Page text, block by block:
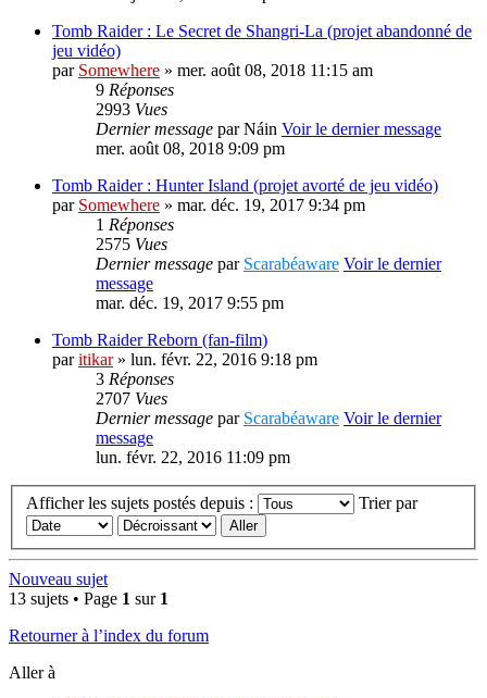
Tomb Raider : Le Secret de Shangri-La (projet abandonné de
jeu vidéo)
par Somewhere » mer. août 08, 2018 11:15 am
9 Réponses
2993 Vues
Dernier message parNáin Voir le dernier message
mer. août 08, 2018 9:09 pm
Tomb Raider : Hunter Island (projet avorté de jeu vidéo)
par Somewhere » mar. déc. 19, 2017 9:34 pm
1 Réponses
2575 Vues
Dernier message par Scarabéaware Voir le dernier
message
mar. déc. 19, 2017 9:55 pm
Tomb Raider Reborn (fan-film)
paritikar» lun. févr. 22, 2016 9:18 pm
3 Réponses
2707 Vues
Dernier message par Scarabéaware Voir le dernier
message
lun. févr. 22, 2016 11:09 pm
Afficher les sujets postés depuis : Trier par
Nouveau sujet
13 sujets • Page 1 sur 1
Retourner à l’index du forum
Aller à